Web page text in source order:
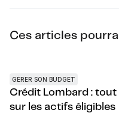
Ces articles
GÉRER SON BUDGET
Crédit Lombard : tout
sur les actifs éligibles